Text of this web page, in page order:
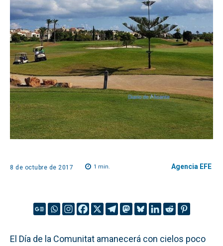
8 de octubre de 2017 1 min. Agencia EFE
El Día de la Comunitat amanecerá con cielos poco